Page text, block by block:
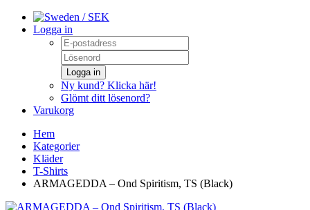
/ SEK
Logga in
Logga in
Ny kund? Klicka här!
Glömt ditt lösenord?
Varukorg
Hem
Kategorier
Kläder
T-Shirts
ARMAGEDDA – Ond Spiritism, TS (Black)